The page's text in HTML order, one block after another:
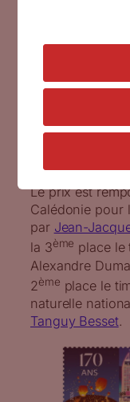
Bougault
Lemaître,
La Poste /
Le prix est
Calédonie pour
par Jean-
la 3ème place le
Alexandre
2ème place le
naturelle
Tanguy Besset.